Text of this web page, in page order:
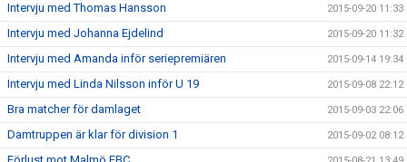
Intervju med Thomas Hansson 2015-09-20 11:33
Intervju med Johanna Ejdelind 2015-09-20 11:32
Intervju med Amanda inför seriepremiären 2015-09-14 19:34
Intervju med Linda Nilsson inför U 19 2015-09-08 22:12
Bra matcher för damlaget 2015-09-03 22:06
Damtruppen är klar för division 1 2015-09-02 08:12